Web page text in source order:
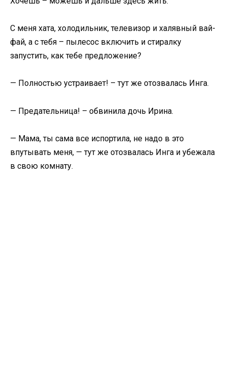
С меня хата, холодильник, телевизор и халявный вай-
фай, а с тебя – пылесос включить и стиралку
запустить, как тебе предложение?
— Полностью устраивает! – тут же отозвалась Инга.
— Предательница! – обвинила дочь Ирина.
— Мама, ты сама все испортила, не надо в это
впутывать меня, — тут же отозвалась Инга и убежала
в свою комнату.